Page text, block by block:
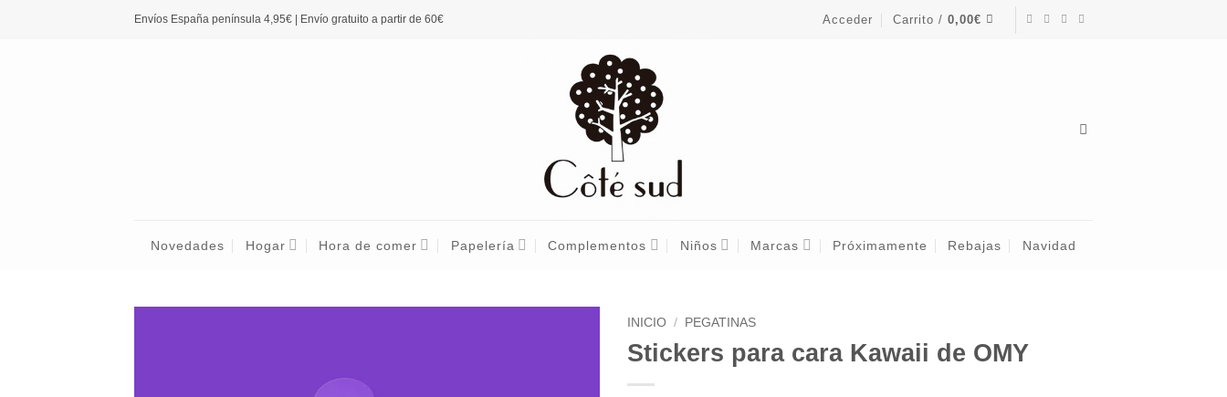
Envíos España península 4,95€ | Envío gratuito a partir de 60€ Acceder Carrito /0,00€
Novedades Hogar Hora de comer Papelería Complementos Niños Marcas Próximamente Rebajas Navidad
INICIO / PEGATINAS
Stickers para cara Kawaii de OMY